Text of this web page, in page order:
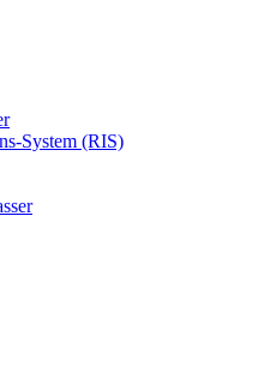
System (RIS)